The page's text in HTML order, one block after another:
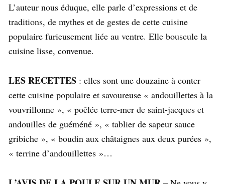
L’auteur nous éduque, elle parle d’expressions et de
traditions, de mythes et de gestes de cette cuisine
populaire furieusement liée au ventre. Elle bouscule la
cuisine lisse, convenue.
LES RECETTES : elles sont une douzaine à conter
cette cuisine populaire et savoureuse « andouillettes à la
vouvrillonne », « poêlée terre-mer de saint-jacques et
andouilles de guéméné », « tablier de sapeur sauce
gribiche », « boudin aux châtaignes aux deux purées »,
« terrine d’andouillettes »…